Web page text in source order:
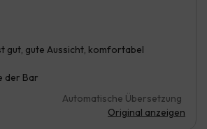
gut, gute Aussicht, komfortabel
der Bar
Automatische Übersetzung
Original anzeigen